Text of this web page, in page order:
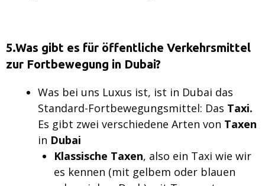
5.Was gibt es für öffentliche Verkehrsmittel
zur Fortbewegung in Dubai?
Was bei uns Luxus ist, ist in Dubai das
Standard-Fortbewegungsmittel: Das Taxi.
Es gibt zwei verschiedene Arten von Taxen
in Dubai
Klassische Taxen, also ein Taxi wie wir
es kennen (mit gelbem oder blauen